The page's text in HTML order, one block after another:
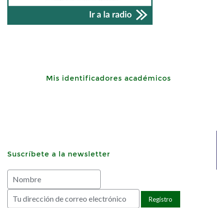
Mis identificadores académicos
Suscríbete a la newsletter